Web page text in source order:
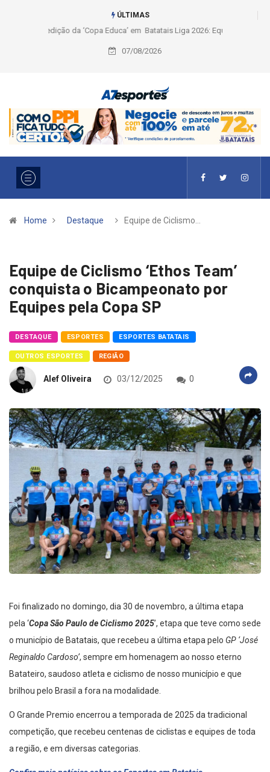
ÚLTIMAS
Liga 2026: Equipes rompem com a LABE na Série Ouro e entidade define
a 2° fase, times e formato
07/08/2026
Home Destaque Equipe de Ciclismo…
Equipe de Ciclismo ‘Ethos Team’
conquista o Bicampeonato por
Equipes pela Copa SP
DESTAQUE ESPORTES ESPORTES BATATAIS
OUTROS ESPORTES REGIÃO
Alef Oliveira 03/12/2025 0
Foi finalizado no domingo, dia 30 de novembro, a última etapa
pela ‘ Copa São Paulo de Ciclismo 2025 ’, etapa que teve como sede
o município de Batatais, que recebeu a última etapa pelo GP ‘José
Reginaldo Cardoso’, sempre em homenagem ao nosso eterno
Batateiro, saudoso atleta e ciclismo de nosso município e que
brilhou pelo Brasil a fora na modalidade.
O Grande Premio encerrou a temporada de 2025 da tradicional
competição, que recebeu centenas de ciclistas e equipes de toda
a região, e em diversas categorias.